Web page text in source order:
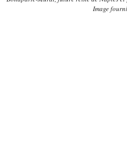
Image